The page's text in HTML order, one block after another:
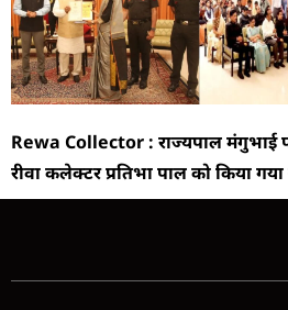
Rewa Collector : राज्यपाल मंगुभाई
रीवा कलेक्टर प्रतिभा पाल को किया